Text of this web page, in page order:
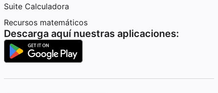
Suite Calculadora
Recursos matemáticos
Descarga aquí nuestras aplicaciones: